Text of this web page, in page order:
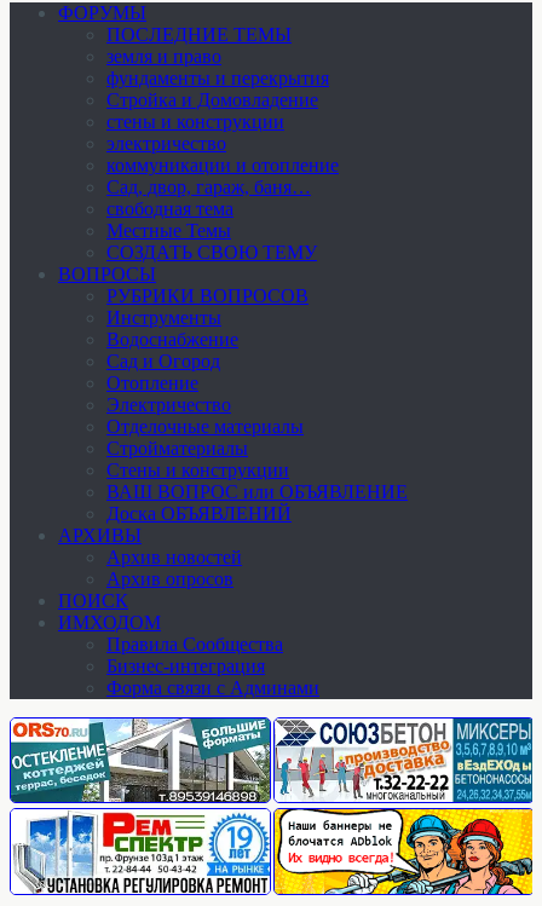
ФОРУМЫ
ПОСЛЕДНИЕ ТЕМЫ
земля и право
фундаменты и перекрытия
Стройка и Домовладение
стены и конструкции
электричество
коммуникации и отопление
Cад, двор, гараж, баня…
свободная тема
Местные Темы
СОЗДАТЬ СВОЮ ТЕМУ
ВОПРОСЫ
РУБРИКИ ВОПРОСОВ
Инструменты
Водоснабжение
Сад и Огород
Отопление
Электричество
Отделочные материалы
Стройматериалы
Стены и конструкции
ВАШ ВОПРОС или ОБЪЯВЛЕНИЕ
Доска ОБЪЯВЛЕНИЙ
АРХИВЫ
Архив новостей
Архив опросов
ПОИСК
ИМХОДОМ
Правила Сообщества
Бизнес-интеграция
Форма связи с Админами